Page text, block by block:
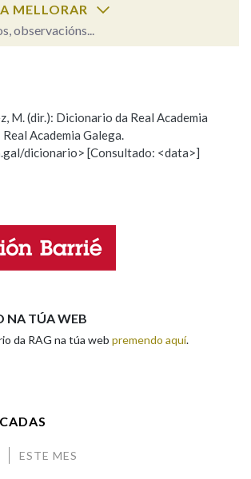
MELLORAR
observacións...
OPCIÓN:
Hai un erro na palabra
a definición
M. (dir.): Dicionario da Real Academia
Academia Galega.
dicionario> [Consultado: <data>]
NA TÚA WEB
da RAG na túa web premendo aquí.
ESTE MES